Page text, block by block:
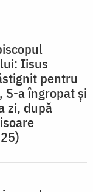
Iisus
pentru
S-a îngropat și
zi, după